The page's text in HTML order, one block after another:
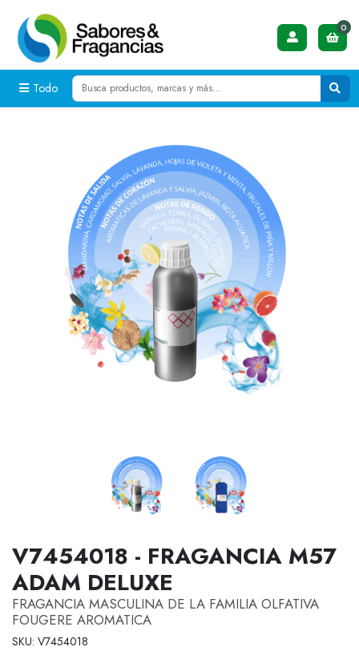
Todo
0
V7454018 - FRAGANCIA M57
ADAM DELUXE
FRAGANCIA MASCULINA DE LA FAMILIA OLFATIVA
FOUGERE AROMATICA
SKU: V7454018